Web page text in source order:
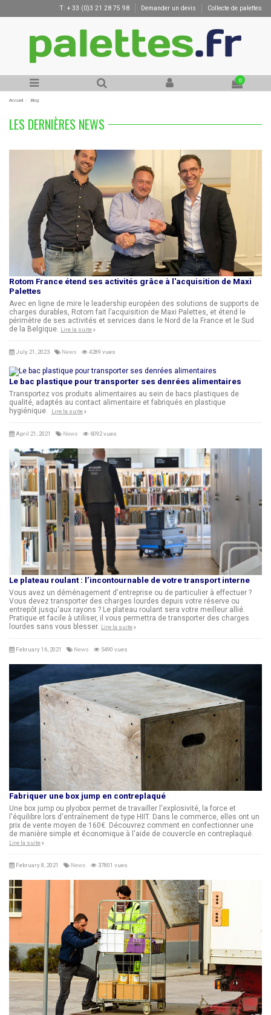
T: + 33 (0)3 21 28 75 98 Demander un devis Collecte de palettes
0
Accueil Blog
LES DERNIÈRES NEWS
Rotom France étend ses activités grâce à l'acquisition de Maxi
Palettes
Avec en ligne de mire le leadership européen des solutions de supports de
charges durables, Rotom fait l’acquisition de Maxi Palettes, et étend le
périmètre de ses activités et services dans le Nord de la France et le Sud
de la Belgique. Lire la suite
July 21, 2023 News 4289 vues
Le bac plastique pour transporter ses denrées alimentaires
Transportez vos produits alimentaires au sein de bacs plastiques de
qualité, adaptés au contact alimentaire et fabriqués en plastique
hygiénique.
Lire la suite
April 21, 2021 News 6092 vues
Le plateau roulant : l’incontournable de votre transport interne
Vous avez un déménagement d'entreprise ou de particulier à effectuer ?
Vous devez transporter des charges lourdes depuis votre réserve ou
entrepôt jusqu'aux rayons ? Le plateau roulant sera votre meilleur allié.
Pratique et facile à utiliser, il vous permettra de transporter des charges
lourdes sans vous blesser. Lire la suite
February 16, 2021 News 5490 vues
Fabriquer une box jump en contreplaqué
Une box jump ou plyobox permet de travailler l'explosivité, la force et
l'équilibre lors d'entraînement de type HIIT. Dans le commerce, elles ont un
prix de vente moyen de 160€. Découvrez comment en confectionner une
de manière simple et économique à l'aide de couvercle en contreplaqué.
Lire la suite
February 8, 2021 News 37801 vues